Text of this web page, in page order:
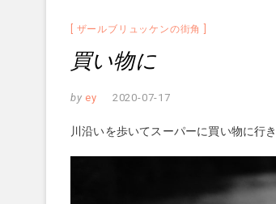
ザールブリュッケンの街角
買い物に
by ey 2020-07-17
川沿いを歩いてスーパーに買い物に行